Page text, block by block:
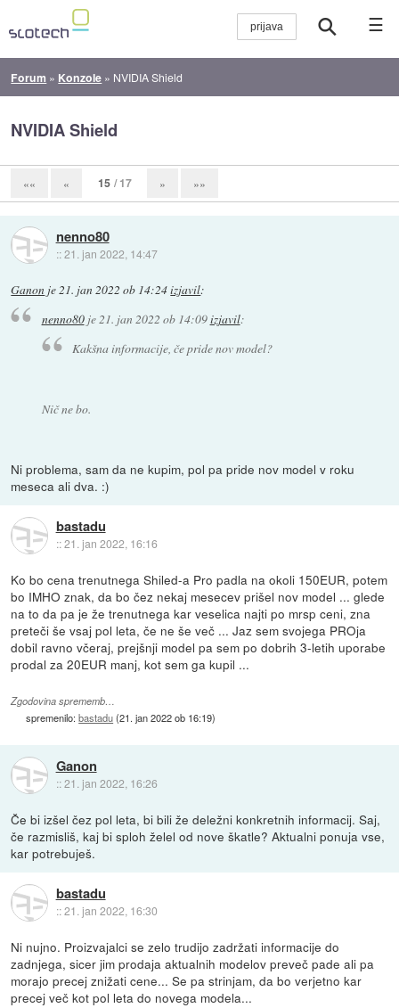
☰
Forum » Konzole » NVIDIA Shield
NVIDIA Shield
«« « 15 / 17 » »»
nenno80
::21. jan 2022, 14:47
Ganon je21. jan 2022 ob 14:24izjavil:
nenno80je21. jan 2022 ob 14:09izjavil:
Kakšna informacije, če pride nov model?
Nič ne bo.
Ni problema, sam da ne kupim, pol pa pride nov model v roku
meseca ali dva. :)
bastadu
::21. jan 2022, 16:16
Ko bo cena trenutnega Shiled-a Pro padla na okoli 150EUR, potem
bo IMHO znak, da bo čez nekaj mesecev prišel nov model ... glede
na to da pa je že trenutnega kar veselica najti po mrsp ceni, zna
preteči še vsaj pol leta, če ne še več ... Jaz sem svojega PROja
dobil ravno včeraj, prejšnji model pa sem po dobrih 3-letih uporabe
prodal za 20EUR manj, kot sem ga kupil ...
Zgodovina sprememb…
spremenilo:bastadu(21. jan 2022 ob 16:19)
Ganon
::21. jan 2022, 16:26
Če bi izšel čez pol leta, bi bili že deležni konkretnih informacij. Saj,
če razmisliš, kaj bi sploh želel od nove škatle? Aktualni ponuja vse,
kar potrebuješ.
bastadu
::21. jan 2022, 16:30
Ni nujno. Proizvajalci se zelo trudijo zadržati informacije do
zadnjega, sicer jim prodaja aktualnih modelov preveč pade ali pa
morajo precej znižati cene... Se pa strinjam, da bo verjetno kar
precej več kot pol leta do novega modela...